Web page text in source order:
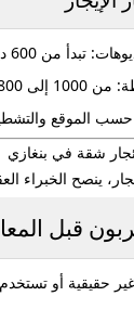
تبدأ من 600 دينار
دينار
حسب الموقع
شقة في بنغازي
ينصح الخبراء
حقيقية أو